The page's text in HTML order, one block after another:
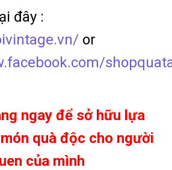
đây :
or
ngay để sở hữu lựa
quà độc cho người
của mình